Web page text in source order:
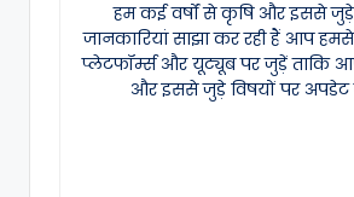
हम कई वर्षों से कृषि और इससे जुड़े
जानकारियां साझा कर रही हैं आप
प्लेटफॉर्म्स और यूट्यूब पर जुड़ें ताकि
और इससे जुड़े विषयों पर